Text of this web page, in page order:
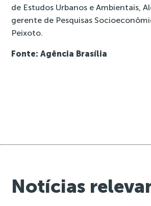
de Estudos Urbanos e Ambientais,
gerente de Pesquisas
Peixoto.
Fonte: Agência Brasília
Notícias